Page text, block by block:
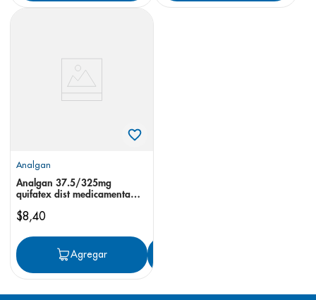
Analgan
Analgan 37.5/325mg
quifatex dist medicamenta
$8,40
Agregar